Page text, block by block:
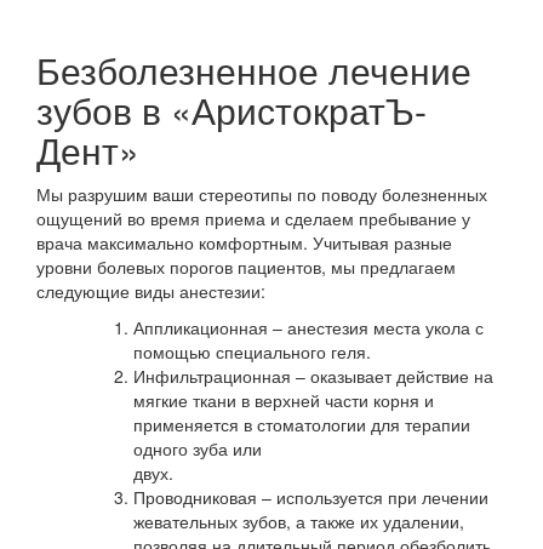
Безболезненное лечение
зубов в «АристократЪ-
Дент»
Мы разрушим ваши стереотипы по поводу болезненных
ощущений во время приема и сделаем пребывание у
врача максимально комфортным. Учитывая разные
уровни болевых порогов пациентов, мы предлагаем
следующие виды анестезии:
Аппликационная – анестезия места укола с
помощью специального геля.
Инфильтрационная – оказывает действие на
мягкие ткани в верхней части корня и
применяется в стоматологии для терапии
одного зуба или
двух.
Проводниковая – используется при лечении
жевательных зубов, а также их удалении,